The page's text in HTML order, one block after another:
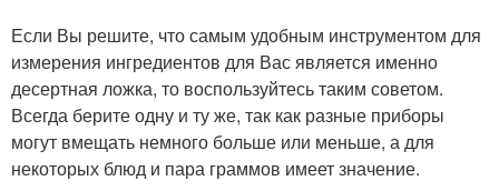
Если Вы решите, что самым удобным инструментом для
измерения ингредиентов для Вас является именно
десертная ложка, то воспользуйтесь таким советом.
Всегда берите одну и ту же, так как разные приборы
могут вмещать немного больше или меньше, а для
некоторых блюд и пара граммов имеет значение.